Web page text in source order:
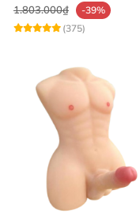
1.803.000₫
-39%
(375)